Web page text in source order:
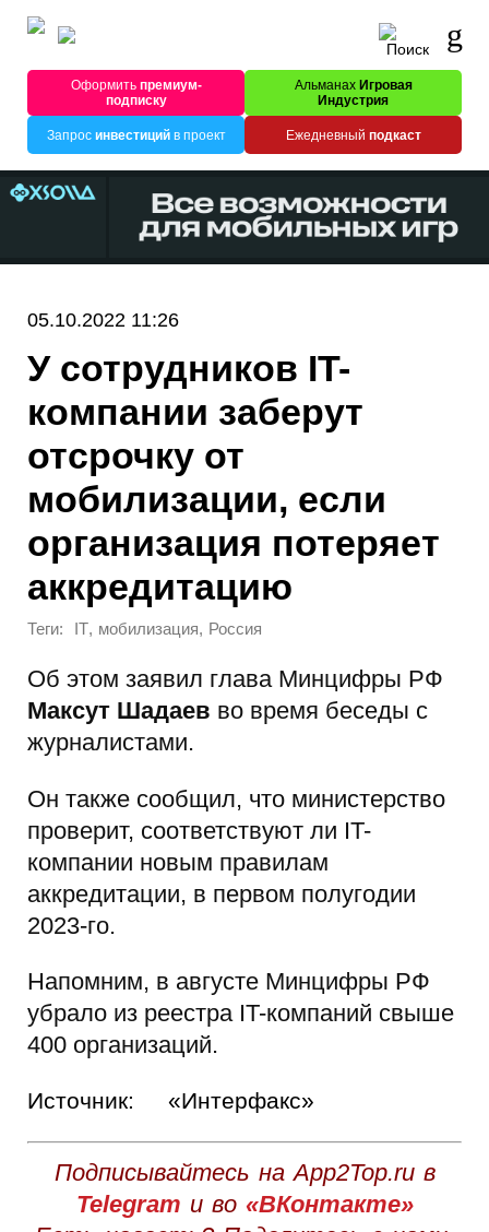
Оформитьпремиум-
подписку
Альманах Игровая
Индустрия
Запрос инвестицийв проект Ежедневный подкаст
05.10.2022 11:26
У сотрудников IT-
компании заберут
отсрочку от
мобилизации, если
организация потеряет
аккредитацию
Теги: IT, мобилизация, Россия
Об этом заявил глава Минцифры РФ
Максут Шадаев во время беседы с
журналистами.
Он также сообщил, что министерство
проверит, соответствуют ли IT-
компании новым правилам
аккредитации, в первом полугодии
2023-го.
Напомним, в августе Минцифры РФ
убрало из реестра IT-компаний свыше
400 организаций.
Источник: «Интерфакс»
Подписывайтесь на App2Top.ru в
Telegram и во «ВКонтакте»